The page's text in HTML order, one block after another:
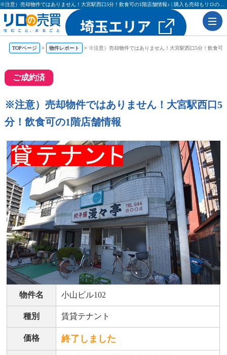
TOPページ 物件レポート ※注意）売却物件ではありません！大宮駅西口5分！飲食可
ご成約済
※注意）売却物件ではありません！大宮駅西口5
分！飲食可の1階店舗情報
物件名 小山ビル102
種別 賃貸テナント
価格 終了しました